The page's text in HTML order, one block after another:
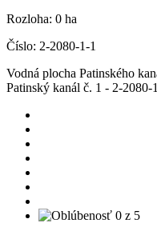
Rozloha: 0 ha
Číslo: 2-2080-1-1
Vodná plocha Patinského
Patinský kanál č. 1 - 2-2080-